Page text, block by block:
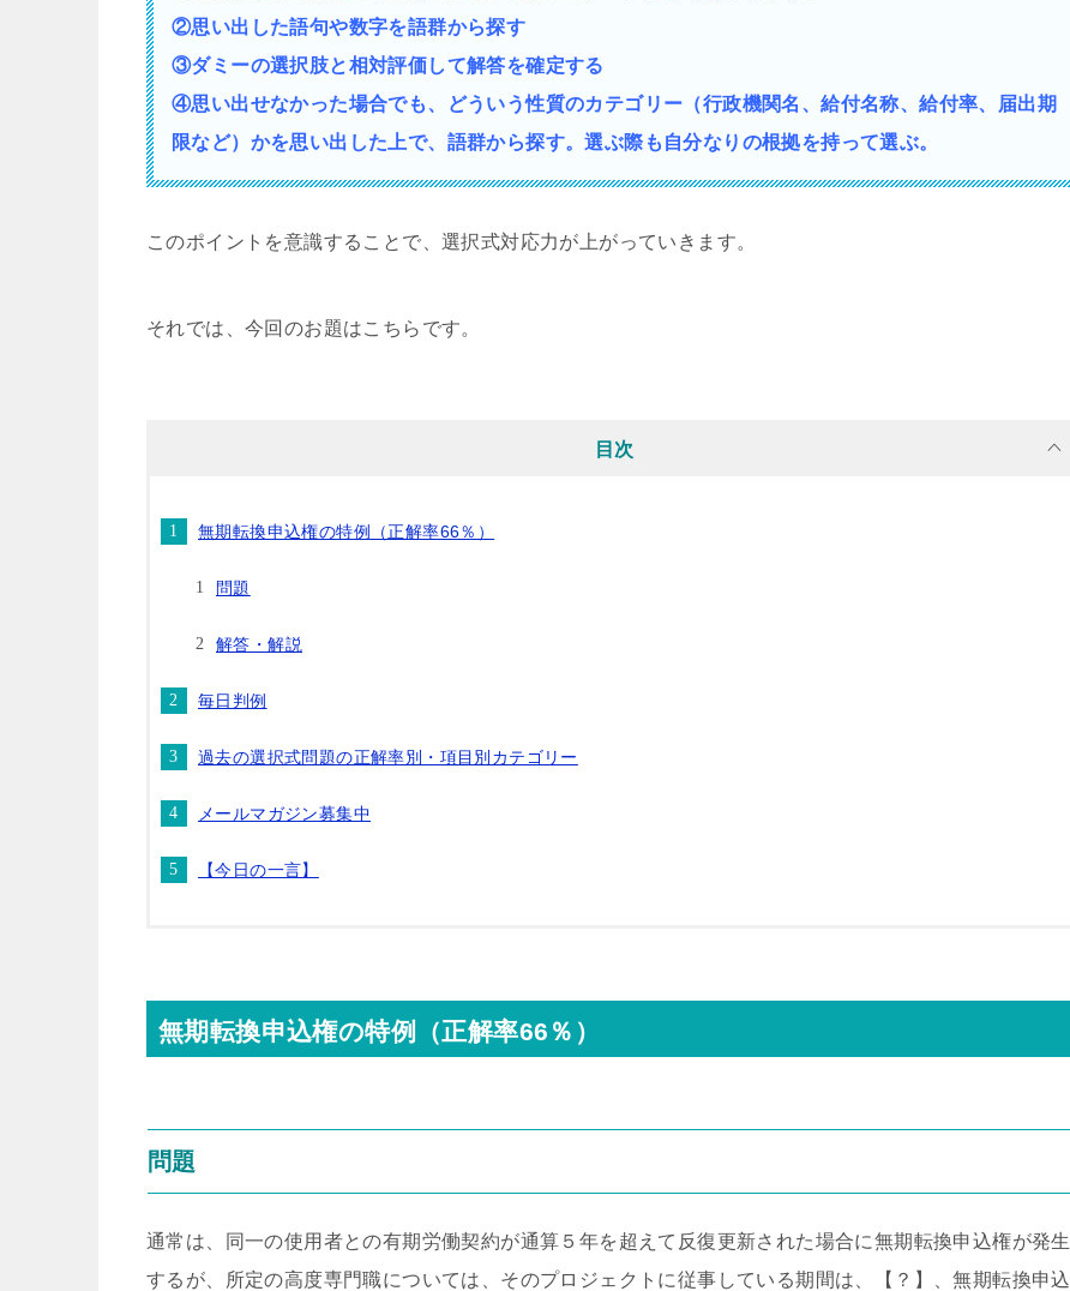
②思い出した語句や数字を語群から探す
③ダミーの選択肢と相対評価して解答を確定する
④思い出せなかった場合でも、どういう性質のカテゴリー（行政機関名、給付名称、給付率、届出期
限など）かを思い出した上で、語群から探す。選ぶ際も自分なりの根拠を持って選ぶ。
このポイントを意識することで、選択式対応力が上がっていきます。
それでは、今回のお題はこちらです。
目次
無期転換申込権の特例（正解率66％）
問題
解答・解説
毎日判例
過去の選択式問題の正解率別・項目別カテゴリー
メールマガジン募集中
【今日の一言】
無期転換申込権の特例（正解率66％）
問題
通常は、同一の使用者との有期労働契約が通算５年を超えて反復更新された場合に無期転換申込権が発生
するが、所定の高度専門職については、そのプロジェクトに従事している期間は、【？】、無期転換申込